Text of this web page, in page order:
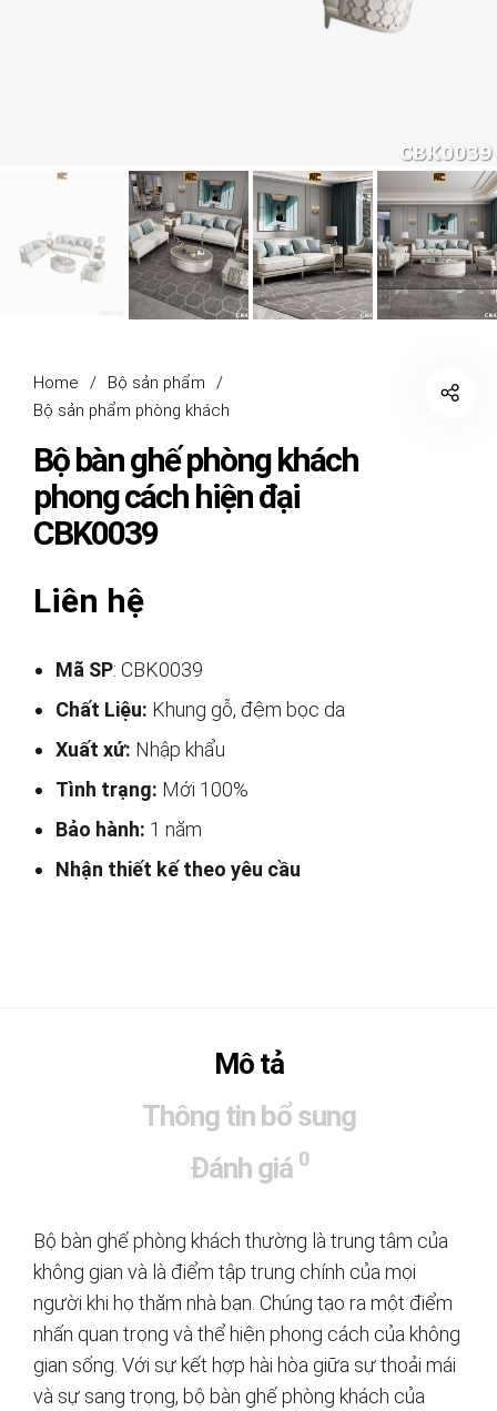
Home / Bộ sản phẩm
/
Bộ sản phẩm phòng khách
Bộ bàn ghế phòng khách
phong cách hiện đại
CBK0039
Liên hệ
Mã SP: CBK0039
Chất Liệu: Khung gỗ, đệm bọc da
Xuất xứ: Nhập khẩu
Tình trạng: Mới 100%
Bảo hành: 1 năm
Nhận thiết kế theo yêu cầu
Mô tả
Thông tin bổ sung
Đánh giá 0
Bộ bàn ghế phòng khách thường là trung tâm của
không gian và là điểm tập trung chính của mọi
người khi họ thăm nhà bạn. Chúng tạo ra một điểm
nhấn quan trọng và thể hiện phong cách của không
gian sống. Với sự kết hợp hài hòa giữa sự thoải mái
và sự sang trọng, bộ bàn ghế phòng khách của